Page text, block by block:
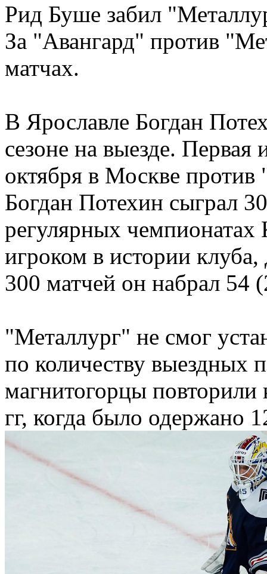
Рид Буше забил
За "Авангард" против
матчах.
В Ярославле Богдан
сезоне на выезде. Первая
октября в Москве
Богдан Потехин сыграл
регулярных
игроком в истории
300 матчей он набрал 54
"Металлург" не смог
по количеству выездных
магнитогорцы повторили
гг, когда было одержано